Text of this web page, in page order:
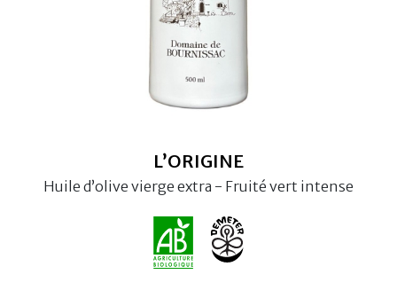
L’ORIGINE
Huile d’olive vierge extra - Fruité vert intense